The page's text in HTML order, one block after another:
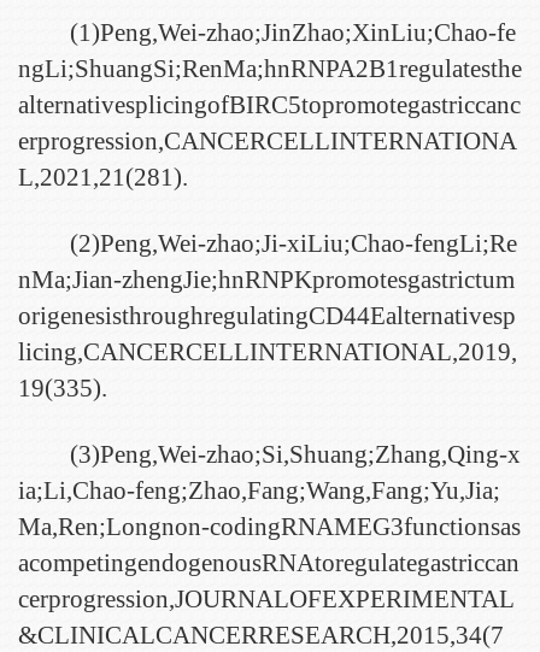
(1)Peng,Wei-zhao;JinZhao;XinLiu;Chao-fe
ngLi;ShuangSi;RenMa;hnRNPA2B1regulatesthe
alternativesplicingofBIRC5topromotegastriccanc
erprogression,CANCERCELLINTERNATIONA
L,2021,21(281).
(2)Peng,Wei-zhao;Ji-xiLiu;Chao-fengLi;Re
nMa;Jian-zhengJie;hnRNPKpromotesgastrictum
origenesisthroughregulatingCD44Ealternativesp
licing,CANCERCELLINTERNATIONAL,2019,
19(335).
(3)Peng,Wei-zhao;Si,Shuang;Zhang,Qing-x
ia;Li,Chao-feng;Zhao,Fang;Wang,Fang;Yu,Jia;
Ma,Ren;Longnon-codingRNAMEG3functionsas
acompetingendogenousRNAtoregulategastriccan
cerprogression,JOURNALOFEXPERIMENTAL
&CLINICALCANCERRESEARCH,2015,34(7